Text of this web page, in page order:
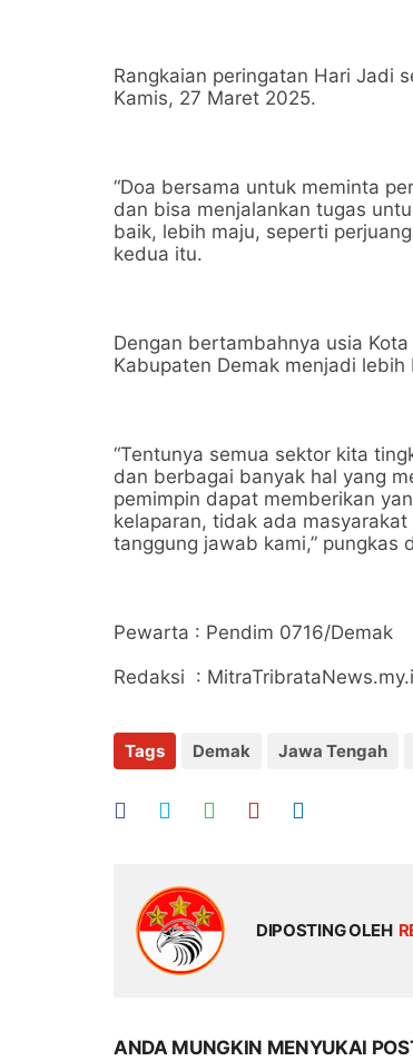
Rangkaian peringatan Hari Jadi
Kamis, 27 Maret 2025.
“Doa bersama untuk meminta
dan bisa menjalankan tugas
baik, lebih maju, seperti
kedua itu.
Dengan bertambahnya usia
Kabupaten Demak menjadi
“Tentunya semua sektor kita
dan berbagai banyak hal yang
pemimpin dapat memberikan
kelaparan, tidak ada
tanggung jawab kami,” pungkas
Pewarta : Pendim 0716/Demak
Redaksi :
Tags Demak Jawa Tengah
DIPOSTING OLEH
ANDA MUNGKIN MENYUKAI